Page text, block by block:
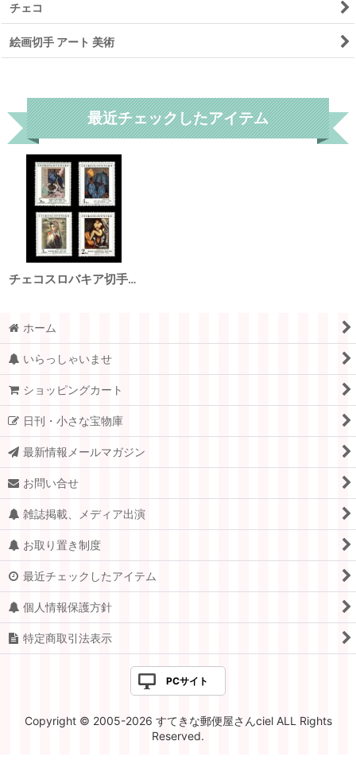
チェコ
絵画切手 アート 美術
最近チェックしたアイテム
チェコスロバキア切手 1982年 絵画 エミール・フィラ 4種
ホーム
いらっしゃいませ
ショッピングカート
日刊・小さな宝物庫
最新情報メールマガジン
お問い合せ
雑誌掲載、メディア出演
お取り置き制度
最近チェックしたアイテム
個人情報保護方針
特定商取引法表示
PCサイト
Copyright © 2005-2026 すてきな郵便屋さんciel ALL Rights
Reserved.